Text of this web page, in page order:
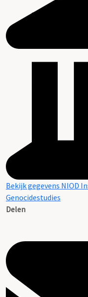
Bekijk gegevens NIOD
Genocidestudies
Delen